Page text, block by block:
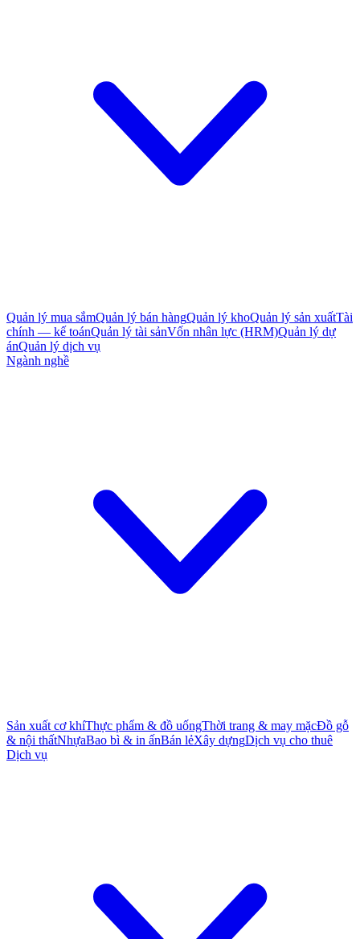
Quản lý mua sắmQuản lý bán hàngQuản lý khoQuản lý sản xuấtTài
chính — kế toánQuản lý tài sảnVốn nhân lực (HRM)Quản lý dự
ánQuản lý dịch vụ
Ngành nghề
Sản xuất cơ khíThực phẩm & đồ uốngThời trang & may mặcĐồ gỗ
& nội thấtNhựaBao bì & in ấnBán lẻXây dựngDịch vụ cho thuê
Dịch vụ